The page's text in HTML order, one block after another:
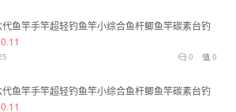
鱼竿手竿超轻钓鱼竿小综合鱼杆鲫鱼竿碳素台钓
0
0
鱼竿手竿超轻钓鱼竿小综合鱼杆鲫鱼竿碳素台钓